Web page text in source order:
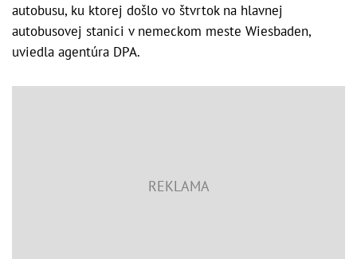
autobusu, ku ktorej došlo vo štvrtok na hlavnej
autobusovej stanici v nemeckom meste Wiesbaden,
uviedla agentúra DPA.